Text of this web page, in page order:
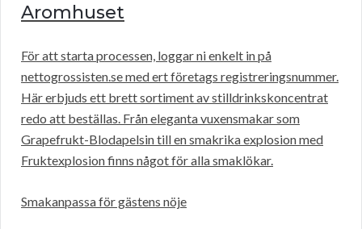
Aromhuset
För att starta processen, loggar ni enkelt in på
nettogrossisten.se med ert företags registreringsnummer.
Här erbjuds ett brett sortiment av stilldrinkskoncentrat
redo att beställas. Från eleganta vuxensmakar som
Grapefrukt-Blodapelsin till en smakrika explosion med
Fruktexplosion finns något för alla smaklökar.
Smakanpassa för gästens nöje